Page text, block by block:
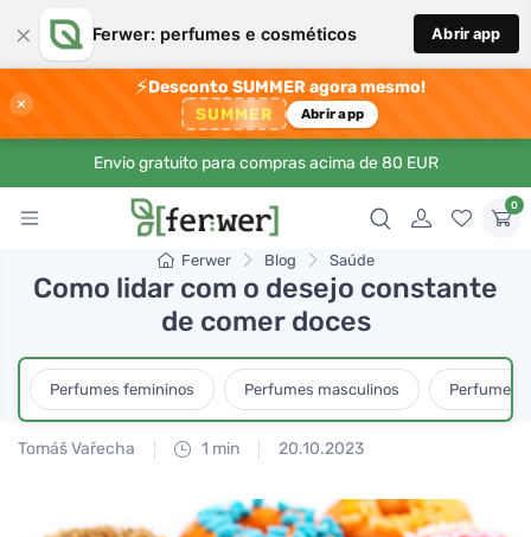
× Ferwer: perfumes e cosméticos Abrir app
×
⚡Desconto SUMMER agora mesmo!
SUMMER Abrir app
Envio gratuito para compras acima de 80 EUR
0
Ferwer Blog Saúde
Como lidar com o desejo constante
de comer doces
Perfumes femininos Perfumes masculinos Perfumes
Tomáš Vařecha 1 min 20.10.2023